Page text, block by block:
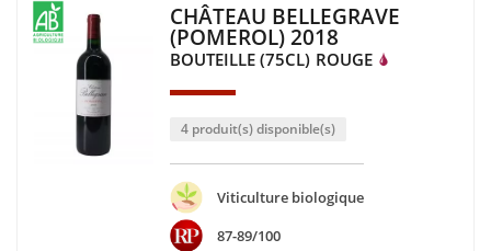
CHÂTEAU BELLEGRAVE
(POMEROL) 2018
BOUTEILLE (75CL) ROUGE
4 produit(s) disponible(s)
Viticulture biologique
87-89/100